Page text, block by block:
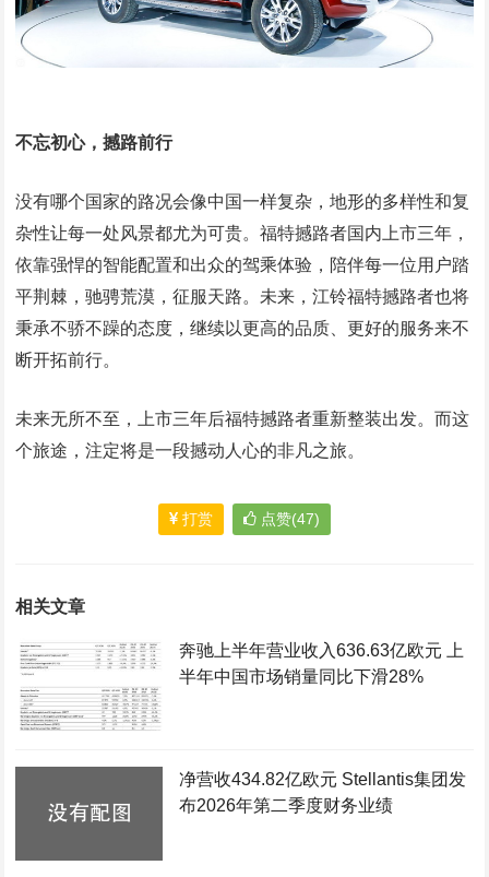
不忘初心，撼路前行
没有哪个国家的路况会像中国一样复杂，地形的多样性和复
杂性让每一处风景都尤为可贵。福特撼路者国内上市三年，
依靠强悍的智能配置和出众的驾乘体验，陪伴每一位用户踏
平荆棘，驰骋荒漠，征服天路。未来，江铃福特撼路者也将
秉承不骄不躁的态度，继续以更高的品质、更好的服务来不
断开拓前行。
未来无所不至，上市三年后福特撼路者重新整装出发。而这
个旅途，注定将是一段撼动人心的非凡之旅。
打赏 点赞(47)
相关文章
奔驰上半年营业收入636.63亿欧元 上
半年中国市场销量同比下滑28%
净营收434.82亿欧元 Stellantis集团发
布2026年第二季度财务业绩